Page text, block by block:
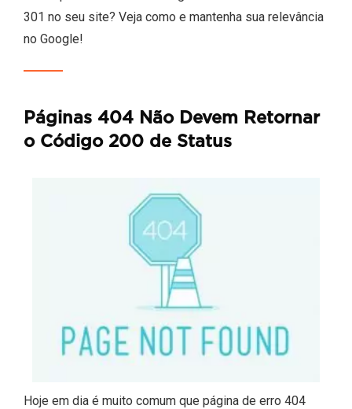
301 no seu site? Veja como e mantenha sua relevância
no Google!
Páginas 404 Não Devem Retornar
o Código 200 de Status
Hoje em dia é muito comum que página de erro 404